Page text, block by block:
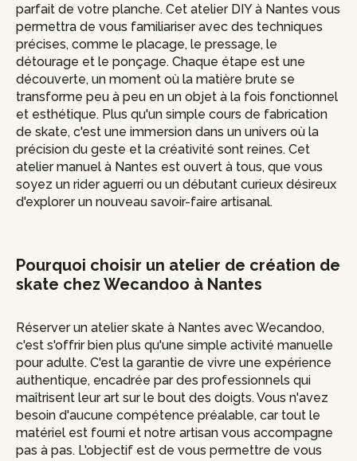
parfait de votre planche. Cet atelier DIY à Nantes vous
permettra de vous familiariser avec des techniques
précises, comme le placage, le pressage, le
détourage et le ponçage. Chaque étape est une
découverte, un moment où la matière brute se
transforme peu à peu en un objet à la fois fonctionnel
et esthétique. Plus qu'un simple cours de fabrication
de skate, c'est une immersion dans un univers où la
précision du geste et la créativité sont reines. Cet
atelier manuel à Nantes est ouvert à tous, que vous
soyez un rider aguerri ou un débutant curieux désireux
d'explorer un nouveau savoir-faire artisanal.
Pourquoi choisir un atelier de création de
skate chez Wecandoo à Nantes
Réserver un atelier skate à Nantes avec Wecandoo,
c'est s'offrir bien plus qu'une simple activité manuelle
pour adulte. C'est la garantie de vivre une expérience
authentique, encadrée par des professionnels qui
maîtrisent leur art sur le bout des doigts. Vous n'avez
besoin d'aucune compétence préalable, car tout le
matériel est fourni et notre artisan vous accompagne
pas à pas. L'objectif est de vous permettre de vous